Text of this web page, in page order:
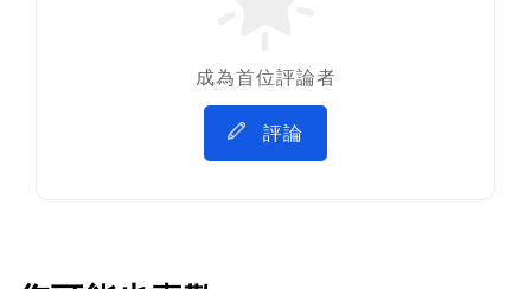
成為首位評論者
評論